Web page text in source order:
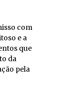
com
e a
que
da
pela